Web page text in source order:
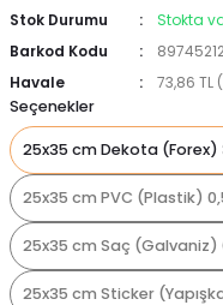
Stok Durumu
Stokta
Barkod Kodu
Havale
73,86
Seçenekler
25x35 cm Dekota
25x35 cm PVC (Plastik)
25x35 cm Saç (Galvaniz)
25x35 cm Sticker